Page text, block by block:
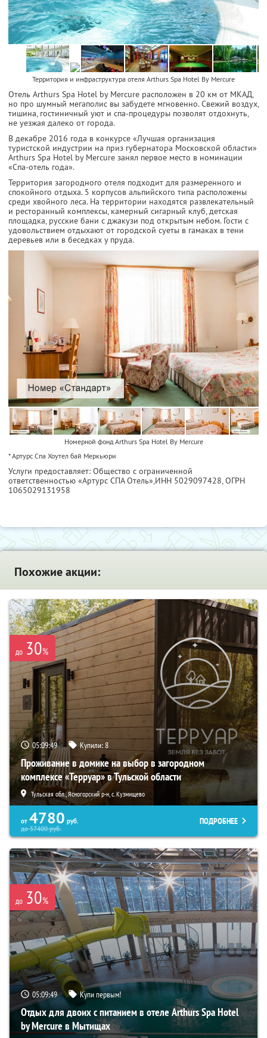
Территория и инфраструктура отеля Arthurs Spa Hotel By Mercure
Отель Arthurs Spa Hotel by Mercure расположен в 20 км от МКАД,
но про шумный мегаполис вы забудете мгновенно. Свежий воздух,
тишина, гостиничный уют и спа-процедуры позволят отдохнуть,
не уезжая далеко от города.
В декабре 2016 года в конкурсе «Лучшая организация
туристской индустрии на приз губернатора Московской области»
Arthurs Spa Hotel by Mercure занял первое место в номинации
«Спа-отель года».
Территория загородного отеля подходит для размеренного и
спокойного отдыха. 5 корпусов альпийского типа расположены
среди хвойного леса. На территории находятся развлекательный
и ресторанный комплексы, камерный сигарный клуб, детская
площадка, русские бани с джакузи под открытым небом. Гости с
удовольствием отдыхают от городской суеты в гамаках в тени
деревьев или в беседках у пруда.
Номерной фонд Arthurs Spa Hotel By Mercure
* Артурс Спа Хоутел бай Меркьюри
Услуги предоставляет: Общество с ограниченной
ответственностью «Артурс СПА Отель»,ИНН 5029097428, ОГРН
1065029131958
Похожие акции:
до 30%
05:09:47 Купили:8
Проживание в домике на выбор в загородном
комплексе «Терруар» в Тульской области
Тульская обл., Ясногорский р-н, с. Кузмищево
от 4780 руб.
до57400руб.
ПОДРОБНЕЕ
до 30%
05:09:47 Купи первым!
Отдых для двоих с питанием в отеле Arthurs Spa Hotel
by Mercure в Мытищах